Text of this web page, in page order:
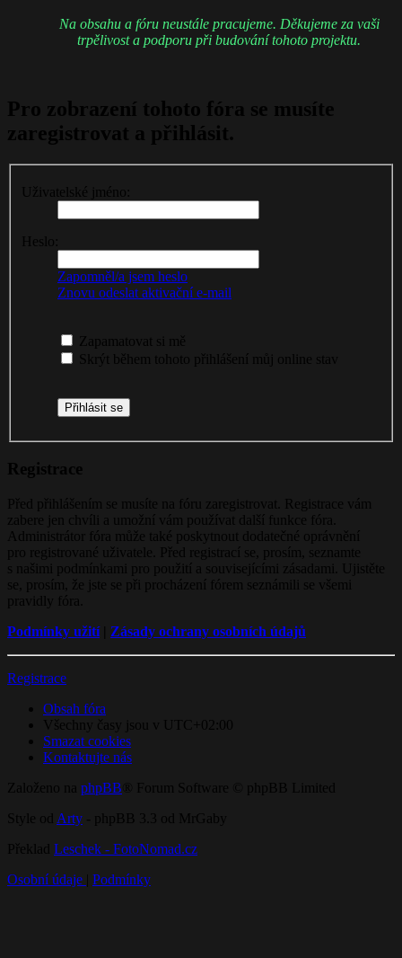
Na obsahu a fóru neustále pracujeme. Děkujeme za vaši
trpělivost a podporu při budování tohoto projektu.
Pro zobrazení tohoto fóra se musíte
zaregistrovat a přihlásit.
Uživatelské jméno:
Heslo:
Zapomněl/a jsem heslo
Znovu odeslat aktivační e-mail
Zapamatovat si mě
Skrýt během tohoto přihlášení můj online stav
Registrace
Před přihlášením se musíte na fóru zaregistrovat. Registrace vám
zabere jen chvíli a umožní vám používat další funkce fóra.
Administrátor fóra může také poskytnout dodatečné oprávnění
pro registrované uživatele. Před registrací se, prosím, seznamte
s našimi podmínkami pro použití a souvisejícími zásadami. Ujistěte
se, prosím, že jste se při procházení fórem seznámili se všemi
pravidly fóra.
Podmínky užití| Zásady ochrany osobních údajů
Registrace
Obsah fóra
Všechny časy jsou v UTC+02:00
Smazat cookies
Kontaktujte nás
Založeno na phpBB ® Forum Software © phpBB Limited
Style od Arty - phpBB 3.3 od MrGaby
Překlad Leschek - FotoNomad.cz
Osobní údaje
Podmínky